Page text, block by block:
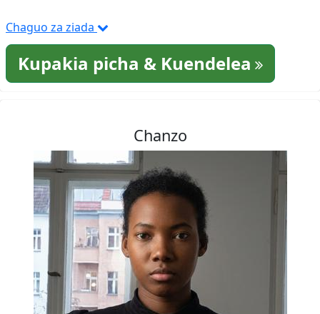
Chaguo za ziada
Kupakia picha & Kuendelea
Chanzo